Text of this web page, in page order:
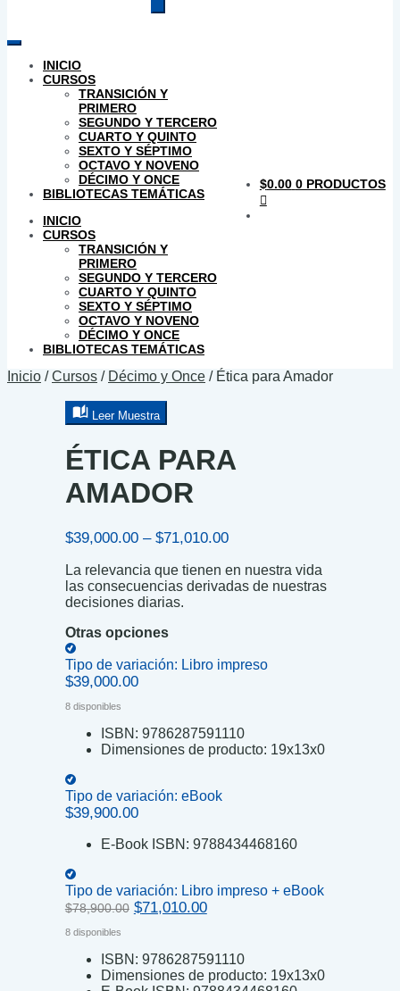
productos
INICIO
CURSOS
TRANSICIÓN Y
PRIMERO
SEGUNDO Y TERCERO
CUARTO Y QUINTO
SEXTO Y SÉPTIMO
OCTAVO Y NOVENO
DÉCIMO Y ONCE
BIBLIOTECAS TEMÁTICAS
INICIO
CURSOS
TRANSICIÓN Y
PRIMERO
SEGUNDO Y TERCERO
CUARTO Y QUINTO
SEXTO Y SÉPTIMO
OCTAVO Y NOVENO
DÉCIMO Y ONCE
BIBLIOTECAS TEMÁTICAS
$0.00 0 PRODUCTOS
Inicio /Cursos / Décimo y Once / Ética para Amador
Leer Muestra
ÉTICA PARA
AMADOR
$39,000.00 – $71,010.00Price
$39,000.00
through
La relevancia que tienen en nuestra vida
las consecuencias derivadas de nuestras
decisiones diarias.
Otras opciones
Tipo de variación: Libro impreso
$39,000.00
8 disponibles
ISBN: 9786287591110
Dimensiones de producto: 19x13x0
Tipo de variación: eBook
$39,900.00
E-Book ISBN: 9788434468160
Tipo de variación: Libro impreso + eBook
$78,900.00 Original
$78,900.00.
$71,010.00Current
$71,010.00.
8 disponibles
ISBN: 9786287591110
Dimensiones de producto: 19x13x0